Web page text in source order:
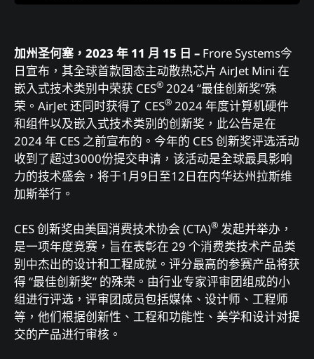
加州圣何塞，2023 年 11 月 15 日 – Frore Systems今
日宣布，其全球首款固态主动散热芯片 AirJet Mini 在
嵌入式技术类别中荣获 CES® 2024 “最佳创新奖”殊
荣。AirJet 还同时获得了 CES® 2024 年度计算机硬件
和组件以及嵌入式技术类别的创新奖，此公告是在
2024 年 CES 之前宣布的。今年的 CES 创新奖评选活动
收到了超过3000份提交申请，该活动是全球最具影响
力的技术盛会，将于1月9日至12日在内华达州拉斯维
加斯举行。
CES 创新奖由美国消费技术协会 (CTA)® 发起并举办，
是一项年度竞赛，旨在表彰在 29 个消费类技术产品类
别中杰出的设计和工程成就。评分最高的参赛产品将获
得 “最佳创新奖” 的殊荣。由行业专家评审团组成的小
组进行评选，评审团成员包括媒体、设计师、工程师
等，他们根据创新性、工程和功能性、美学和设计对提
交的产品进行审核。